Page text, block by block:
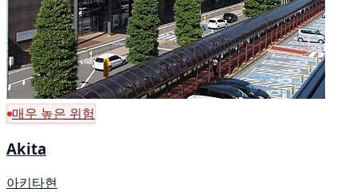
매우 높은 위험
Akita
아키타현